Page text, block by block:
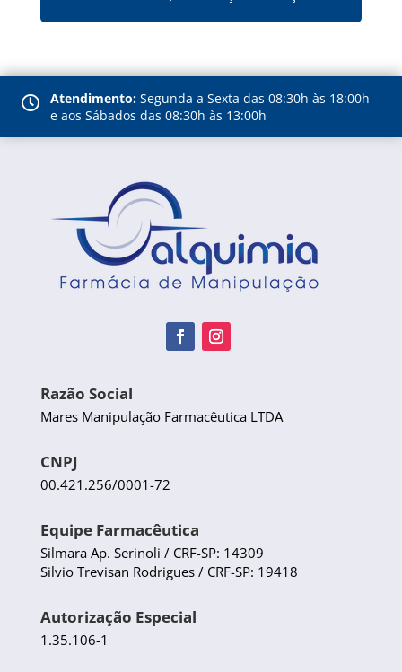
 Atendimento: Segunda a Sexta das 08:30h às 18:00h
e aos Sábados das 08:30h às 13:00h
Razão Social
Mares Manipulação Farmacêutica LTDA
CNPJ
00.421.256/0001-72
Equipe Farmacêutica
Silmara Ap. Serinoli / CRF-SP: 14309
Silvio Trevisan Rodrigues / CRF-SP: 19418
Autorização Especial
1.35.106-1